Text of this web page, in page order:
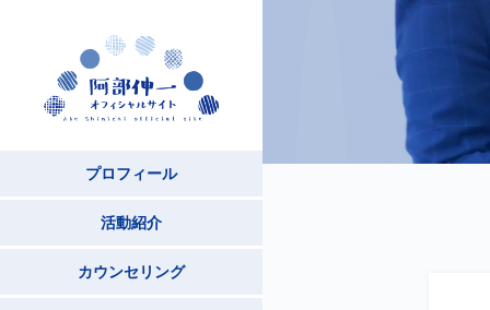
プロフィール
活動紹介
カウンセリング